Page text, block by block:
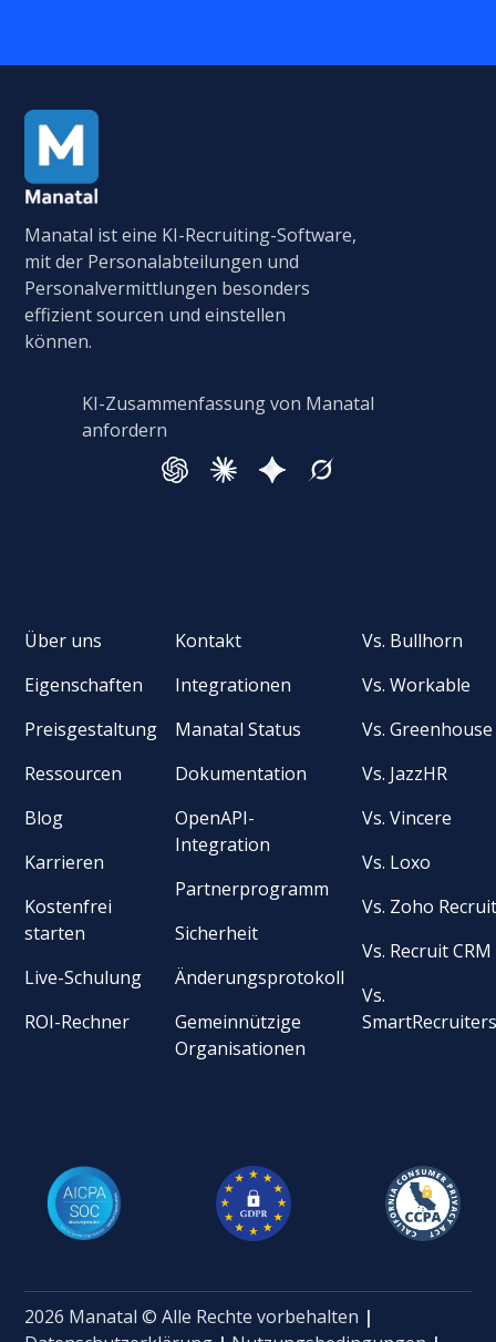
Manatal ist eine KI-Recruiting-Software,
mit der Personalabteilungen und
Personalvermittlungen besonders
effizient sourcen und einstellen
können.
KI-Zusammenfassung von Manatal
anfordern
Über uns
Eigenschaften
Preisgestaltung
Ressourcen
Blog
Karrieren
Kostenfrei
starten
Live-Schulung
ROI-Rechner
Kontakt
Integrationen
Manatal Status
Dokumentation
OpenAPI-
Integration
Partnerprogramm
Sicherheit
Änderungsprotokoll
Gemeinnützige
Organisationen
Vs. Bullhorn
Vs. Workable
Vs. Greenhouse
Vs. JazzHR
Vs. Vincere
Vs. Loxo
Vs. Zoho
Vs. Recruit CRM
Vs.
2026 Manatal © Alle Rechte vorbehalten |